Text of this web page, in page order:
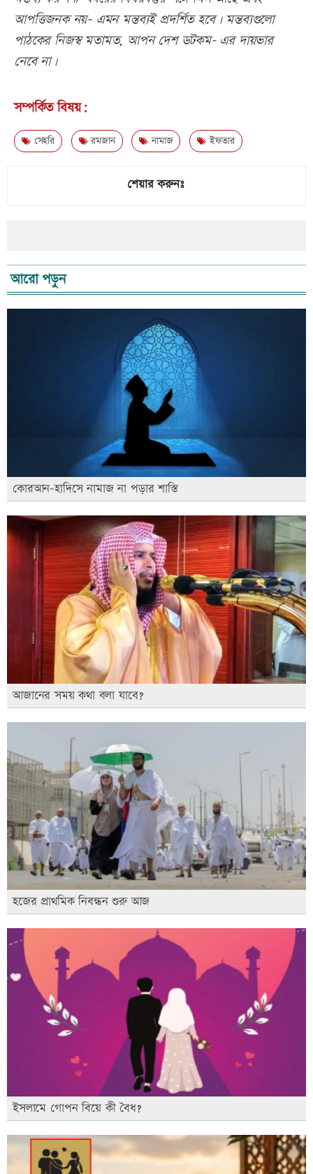
আপত্তিজনক নয়- এমন মন্তব্যই প্রদর্শিত হবে। মন্তব্যগুলো
পাঠকের নিজস্ব মতামত, আপন দেশ ডটকম- এর দায়ভার
নেবে না।
সম্পর্কিত বিষয়:
সেহরি রমজান নামাজ ইফতার
শেয়ার করুনঃ
আরো পড়ুন
কোরআন-হাদিসে নামাজ না পড়ার শাস্তি
আজানের সময় কথা বলা যাবে?
হজের প্রাথমিক নিবন্ধন শুরু আজ
ইসলামে গোপন বিয়ে কী বৈধ?